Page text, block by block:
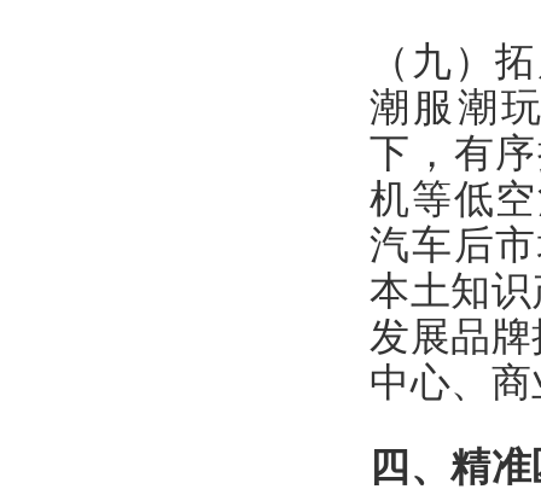
（九）
潮服潮
下，有
机等低
汽车后
本土知
发展品
中心、
四、精